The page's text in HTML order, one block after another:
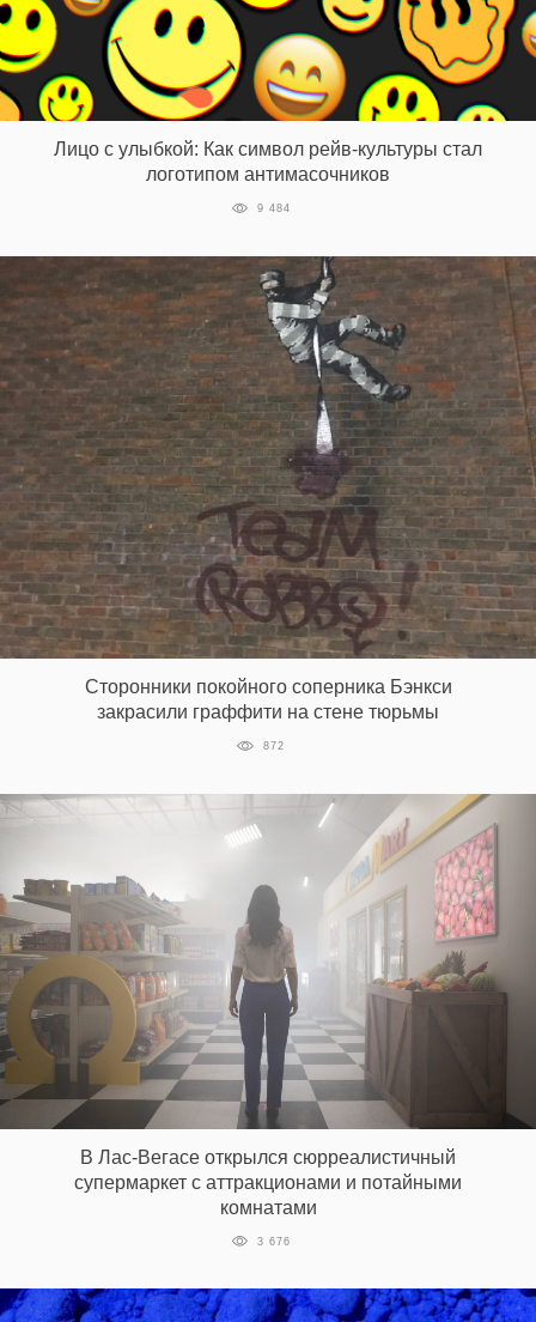
Лицо с улыбкой: Как символ рейв-культуры стал
логотипом антимасочников
9 484
Сторонники покойного соперника Бэнкси
закрасили граффити на стене тюрьмы
872
В Лас-Вегасе открылся сюрреалистичный
супермаркет с аттракционами и потайными
комнатами
3 676